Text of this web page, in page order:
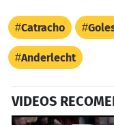
Catracho
Anderlecht
VIDEOS